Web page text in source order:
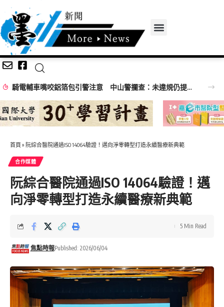
騎電輔車嘴咬鋁箔包引警注意 中山警攔查：未違規仍提醒專心騎乘
首頁 » 阮綜合醫院通過ISO 14064驗證！邁向淨零轉型打造永續醫療新典範
合作媒體
阮綜合醫院通過ISO 14064驗證！邁
向淨零轉型打造永續醫療新典範
焦點時報Published: 2026/06/04
5 Min Read